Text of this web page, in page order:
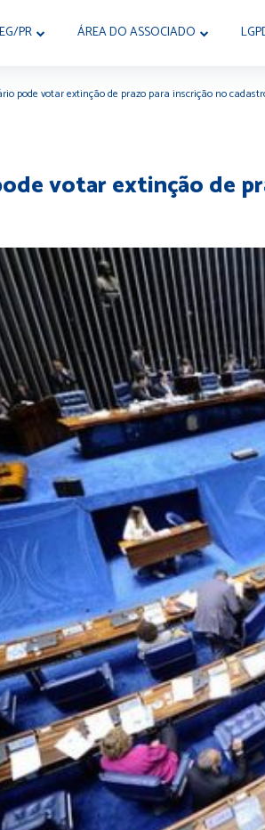
PR ÁREA DO ASSOCIADO
pode votar extinção de prazo para inscrição no
votar extinção de